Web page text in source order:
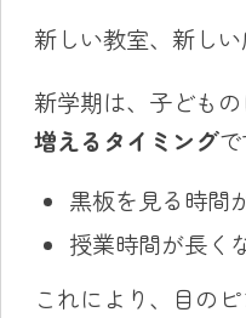
新しい教室、新しい
新学期は、子ども
増えるタイミングで
黒板を見る時間
授業時間が長く
これにより、目の